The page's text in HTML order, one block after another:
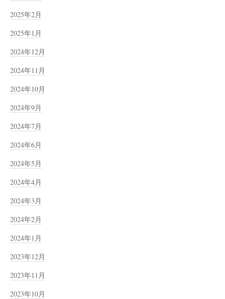
2025年2月
2025年1月
2024年12月
2024年11月
2024年10月
2024年9月
2024年7月
2024年6月
2024年5月
2024年4月
2024年3月
2024年2月
2024年1月
2023年12月
2023年11月
2023年10月